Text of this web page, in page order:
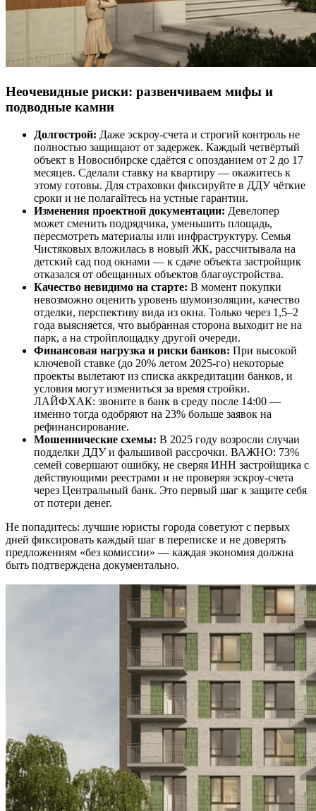
Неочевидные риски: развенчиваем мифы и
подводные камни
Долгострой: Даже эскроу-счета и строгий контроль не
полностью защищают от задержек. Каждый четвёртый
объект в Новосибирске сдаётся с опозданием от 2 до 17
месяцев. Сделали ставку на квартиру — окажитесь к
этому готовы. Для страховки фиксируйте в ДДУ чёткие
сроки и не полагайтесь на устные гарантии.
Изменения проектной документации: Девелопер
может сменить подрядчика, уменьшить площадь,
пересмотреть материалы или инфраструктуру. Семья
Чистяковых вложилась в новый ЖК, рассчитывала на
детский сад под окнами — к сдаче объекта застройщик
отказался от обещанных объектов благоустройства.
Качество невидимо на старте: В момент покупки
невозможно оценить уровень шумоизоляции, качество
отделки, перспективу вида из окна. Только через 1,5–2
года выясняется, что выбранная сторона выходит не на
парк, а на стройплощадку другой очереди.
Финансовая нагрузка и риски банков: При высокой
ключевой ставке (до 20% летом 2025-го) некоторые
проекты вылетают из списка аккредитации банков, и
условия могут измениться за время стройки.
ЛАЙФХАК: звоните в банк в среду после 14:00 —
именно тогда одобряют на 23% больше заявок на
рефинансирование.
Мошеннические схемы: В 2025 году возросли случаи
подделки ДДУ и фальшивой рассрочки. ВАЖНО: 73%
семей совершают ошибку, не сверяя ИНН застройщика с
действующими реестрами и не проверяя эскроу-счета
через Центральный банк. Это первый шаг к защите себя
от потери денег.
Не попадитесь: лучшие юристы города советуют с первых
дней фиксировать каждый шаг в переписке и не доверять
предложениям «без комиссии» — каждая экономия должна
быть подтверждена документально.